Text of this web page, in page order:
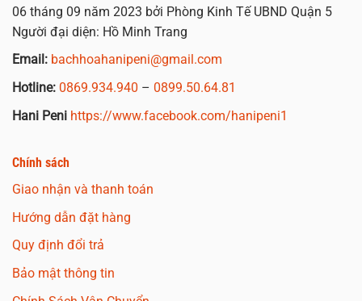
06 tháng 09 năm 2023 bởi Phòng Kinh Tế UBND Quận 5
Người đại diện: Hồ Minh Trang
Email: bachhoahanipeni@gmail.com
Hotline: 0869.934.940 – 0899.50.64.81
Hani Peni https://www.facebook.com/hanipeni1
Chính sách
Giao nhận và thanh toán
Hướng dẫn đặt hàng
Quy định đổi trả
Bảo mật thông tin